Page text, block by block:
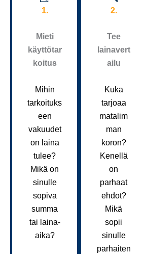
2.
Tee
lainavert
ailu
Kuka
tarjoaa
matalim
man
koron?
Kenellä
on
parhaat
ehdot?
Mikä
sopii
sinulle
parhaiten
1.
Mieti
käyttötar
koitus
Mihin
tarkoituks
een
vakuudet
on laina
tulee?
Mikä on
sinulle
sopiva
summa
tai laina-
aika?